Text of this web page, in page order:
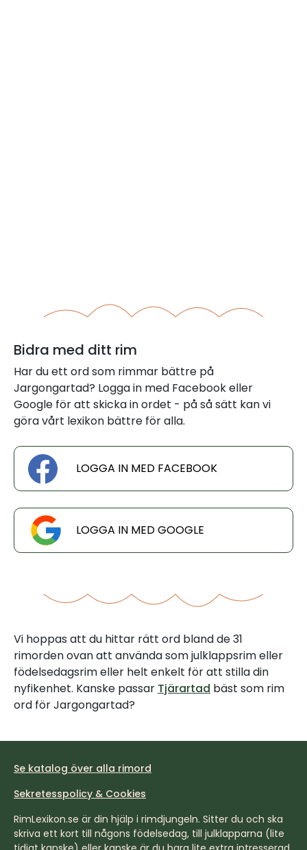
Bidra med ditt rim
Har du ett ord som rimmar bättre på
Jargongartad? Logga in med Facebook eller
Google för att skicka in ordet - på så sätt kan vi
göra vårt lexikon bättre för alla.
LOGGA IN MED FACEBOOK
LOGGA IN MED GOOGLE
Vi hoppas att du hittar rätt ord bland de 31
rimorden ovan att använda som julklappsrim eller
födelsedagsrim eller helt enkelt för att stilla din
nyfikenhet. Kanske passar Tjärartad bäst som rim
ord för Jargongartad?
Se katalog över alla rimord
Sekretesspolicy & Cookies
RimLexikon.se är din hjälp i rimdjungeln. Sitter du och ska
skriva ett kort till någons födelsedag, till julklapparna (lite